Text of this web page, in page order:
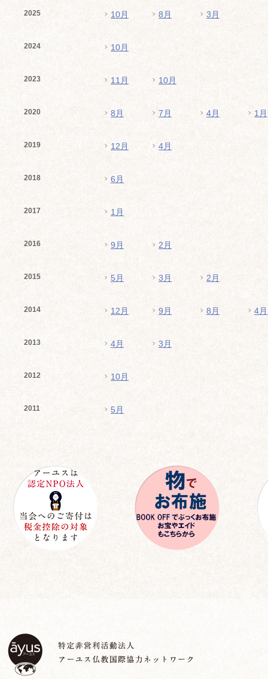
2025 10月 8月 3月
2024 10月
2023 11月 10月
2020 8月 7月 4月 1月
2019 12月 4月
2018 6月
2017 1月
2016 9月 2月
2015 5月 3月 2月
2014 12月 9月 8月 4月
2013 4月 3月
2012 10月
2011 5月